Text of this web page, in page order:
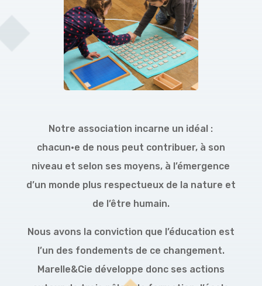
Notre association incarne un idéal :
chacun·e de nous peut contribuer, à son
niveau et selon ses moyens, à l’émergence
d’un monde plus respectueux de la nature et
de l’être humain.
Nous avons la conviction que l’éducation est
l’un des fondements de ce changement.
Marelle&Cie développe donc ses actions